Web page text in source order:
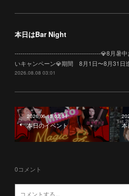
本日はBar Night
--------------------------------------------💎8月暑
いキャンペーン💎期間 8月1日〜8月31日
2026.08.08 03:01
2026.06.13 02:04
本日のイベント 本
0コメント